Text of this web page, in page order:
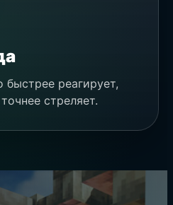
быстрее реагирует,
стреляет.